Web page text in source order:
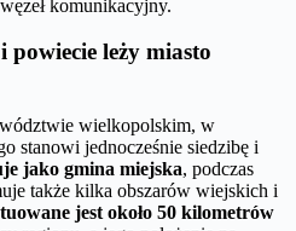
komunikacyjny.
leży miasto
wielkopolskim, w
stanowi jednocześnie siedzibę i
jako gmina miejska, podczas
także kilka obszarów wiejskich i
jest około 50 kilometrów